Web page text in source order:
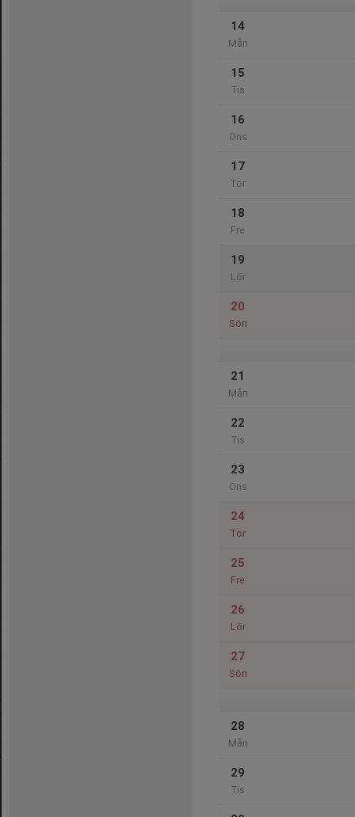
14
Mån
15
Tis
16
Ons
17
Tor
18
Fre
19
Lör
20
Sön
21
Mån
22
Tis
23
Ons
24
Tor
25
Fre
26
Lör
27
Sön
28
Mån
29
Tis